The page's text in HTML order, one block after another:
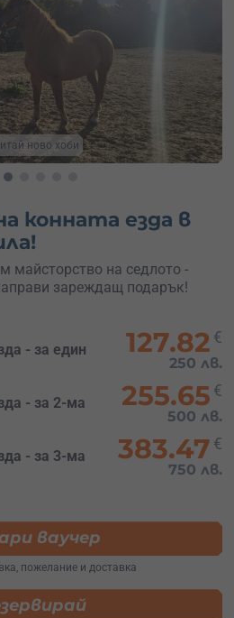
с коне
конната езда в
майсторство на седлото -
зареждащ подарък!
- за един 127.82 €
250 лв.
- за 2-ма 255.65 €
500 лв.
- за 3-ма 383.47 €
750 лв.
ваучер
пожелание и доставка